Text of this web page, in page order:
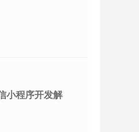
小程序开发解